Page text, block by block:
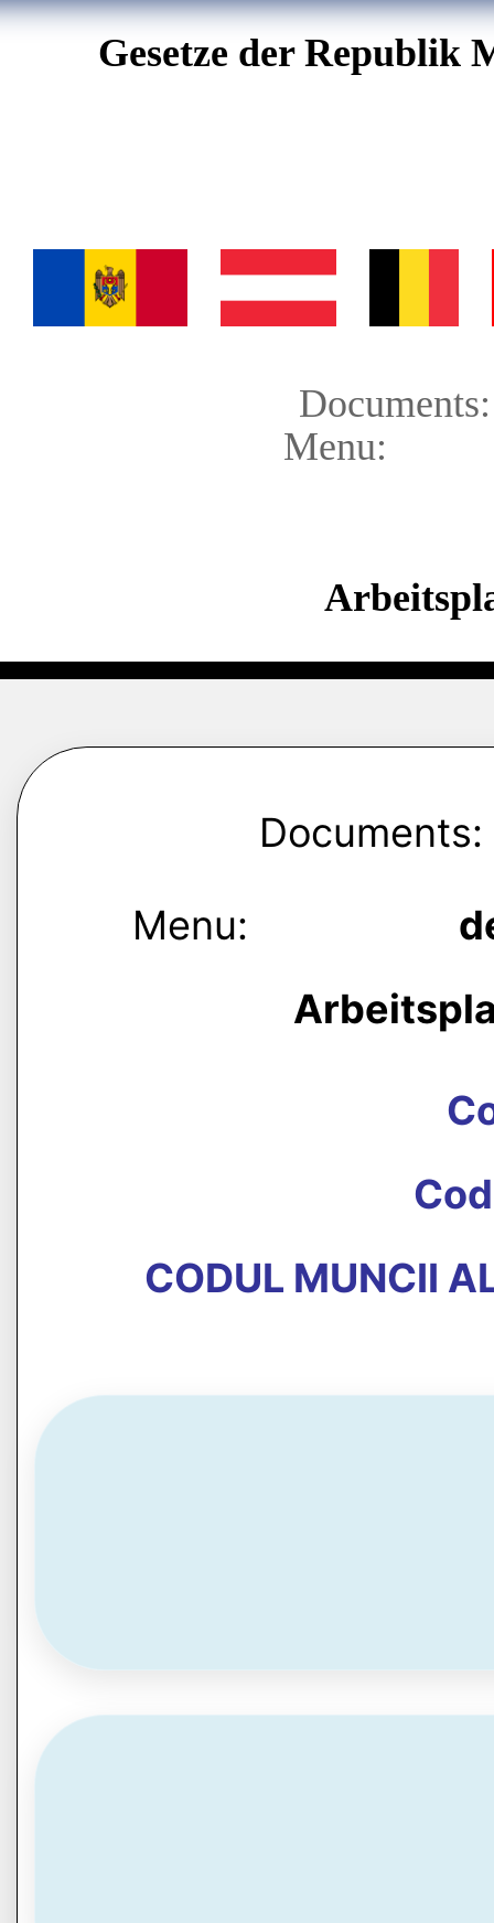
Gesetze der Republik
Documents:
Menu:
Documents:
Menu:
CODUL MUNCII